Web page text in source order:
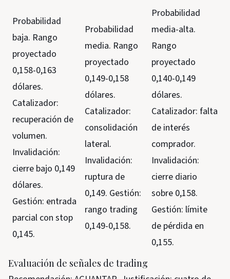
Probabilidad
baja. Rango
proyectado
0,158-0,163
dólares.
Catalizador:
recuperación de
volumen.
Invalidación:
cierre bajo 0,149
dólares.
Gestión: entrada
parcial con stop
0,145.
Probabilidad
media. Rango
proyectado
0,149-0,158
dólares.
Catalizador:
consolidación
lateral.
Invalidación:
ruptura de
0,149. Gestión:
rango trading
0,149-0,158.
Probabilidad
media-alta.
Rango
proyectado
0,140-0,149
dólares.
Catalizador: falta
de interés
comprador.
Invalidación:
cierre diario
sobre 0,158.
Gestión: límite
de pérdida en
0,155.
Evaluación de señales de trading